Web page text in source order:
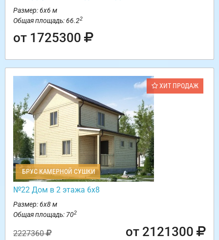
Размер: 6х6 м
Общая площадь: 66.22
от 1725300
ХИТ ПРОДАЖ
БРУС КАМЕРНОЙ СУШКИ
№22 Дом в 2 этажа 6х8
Размер: 6х8 м
Общая площадь: 702
2227360 от 2121300